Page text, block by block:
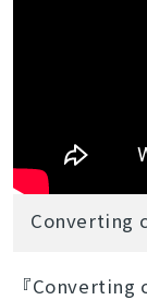
Converting
『Converting